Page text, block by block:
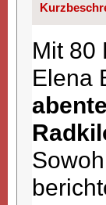
Mit 80
Elena